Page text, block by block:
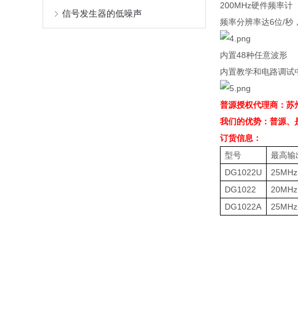
信号发生器的低噪声
200MHz硬件频率计
频率分辨率达6位/秒
内置48种任意波形
内置教学和电路调
普源授权代理商：苏
我们的优势：普源、
订货信息：
型号
最高输
DG1022U
25MHz
DG1022
20MHz
DG1022A
25MHz